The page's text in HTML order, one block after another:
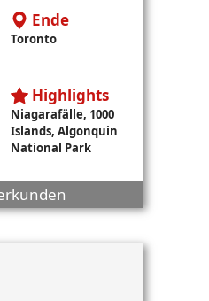
Ende
Toronto
Highlights
Niagarafälle, 1000
Islands, Algonquin
National Park